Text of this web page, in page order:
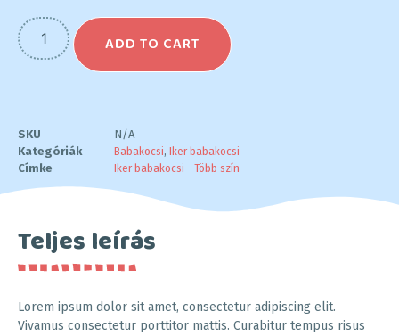
ADD TO CART
SKU
N/A
Kategóriák
Babakocsi, Iker babakocsi
Címke
Iker babakocsi - Több szín
Teljes leírás
Lorem ipsum dolor sit amet, consectetur adipiscing elit.
Vivamus consectetur porttitor mattis. Curabitur tempus risus